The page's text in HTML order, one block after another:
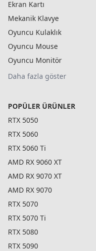
Ekran Kartı
Mekanik Klavye
Oyuncu Kulaklık
Oyuncu Mouse
Oyuncu Monitör
Daha fazla göster
POPÜLER ÜRÜNLER
RTX 5050
RTX 5060
RTX 5060 Ti
AMD RX 9060 XT
AMD RX 9070 XT
AMD RX 9070
RTX 5070
RTX 5070 Ti
RTX 5080
RTX 5090